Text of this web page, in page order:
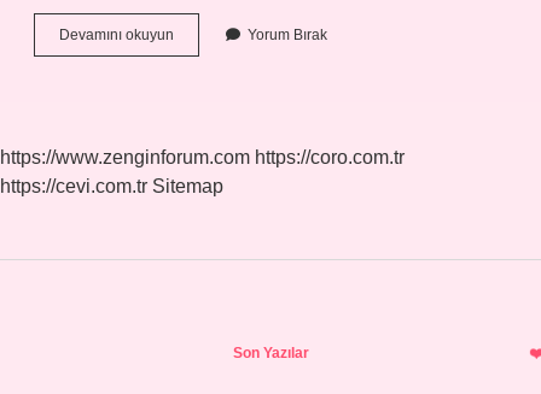
Devamını okuyun
Tane
Yorum Bırak
https://www.zenginforum.com https://coro.com.tr
https://cevi.com.tr Sitemap
Son Yazılar